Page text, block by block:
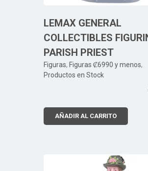
LEMAX GENERAL
COLLECTIBLES
PARISH PRIEST
Figuras, Figuras ₡6990 y menos,
Productos en Stock
AÑADIR AL CARRITO